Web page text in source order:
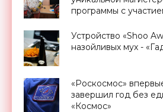
программы с
Устройство «Shoo
назойливых мух -
«Роскосмос»
завершил год без
«Космос»